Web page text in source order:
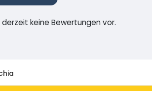
derzeit keine Bewertungen vor.